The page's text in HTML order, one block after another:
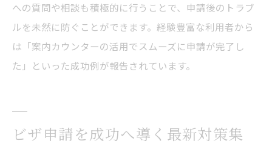
への質問や相談も積極的に行うことで、申請後のトラブ
ルを未然に防ぐことができます。経験豊富な利用者から
は「案内カウンターの活用でスムーズに申請が完了し
た」といった成功例が報告されています。
ビザ申請を成功へ導く最新対策集